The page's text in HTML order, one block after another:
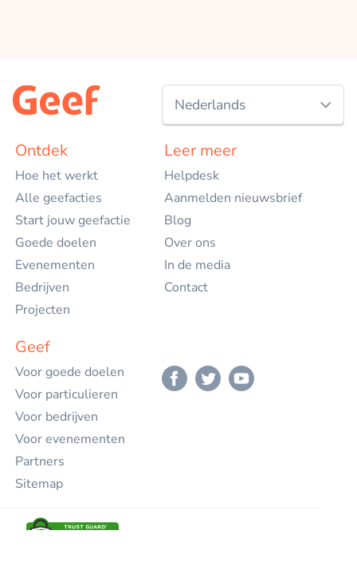
Nederlands
English
Ontdek
Hoe het werkt
Alle geefacties
Start jouw geefactie
Goede doelen
Evenementen
Bedrijven
Projecten
Leer meer
Helpdesk
Aanmelden nieuwsbrief
Blog
Over ons
In de media
Contact
Geef
Voor goede doelen
Voor particulieren
Voor bedrijven
Voor evenementen
Partners
Sitemap